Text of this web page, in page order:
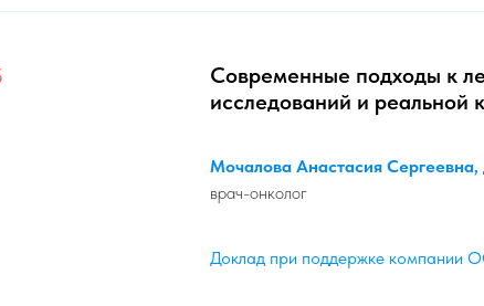
Современные подходы к
исследований и реальной
Мочалова Анастасия Сергеевна,
врач-онколог
Доклад при поддержке компании